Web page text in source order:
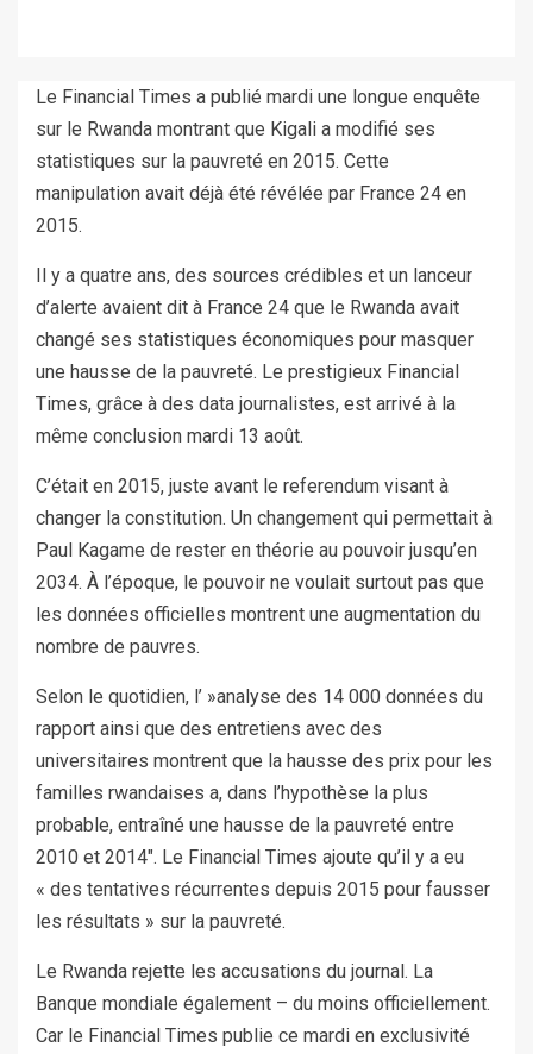
Le Financial Times a publié mardi une longue enquête
sur le Rwanda montrant que Kigali a modifié ses
statistiques sur la pauvreté en 2015. Cette
manipulation avait déjà été révélée par France 24 en
2015.
Il y a quatre ans, des sources crédibles et un lanceur
d’alerte avaient dit à France 24 que le Rwanda avait
changé ses statistiques économiques pour masquer
une hausse de la pauvreté. Le prestigieux Financial
Times, grâce à des data journalistes, est arrivé à la
même conclusion mardi 13 août.
C’était en 2015, juste avant le referendum visant à
changer la constitution. Un changement qui permettait à
Paul Kagame de rester en théorie au pouvoir jusqu’en
2034. À l’époque, le pouvoir ne voulait surtout pas que
les données officielles montrent une augmentation du
nombre de pauvres.
Selon le quotidien, l’ »analyse des 14 000 données du
rapport ainsi que des entretiens avec des
universitaires montrent que la hausse des prix pour les
familles rwandaises a, dans l’hypothèse la plus
probable, entraîné une hausse de la pauvreté entre
2010 et 2014″. Le Financial Times ajoute qu’il y a eu
« des tentatives récurrentes depuis 2015 pour fausser
les résultats » sur la pauvreté.
Le Rwanda rejette les accusations du journal. La
Banque mondiale également – du moins officiellement.
Car le Financial Times publie ce mardi en exclusivité